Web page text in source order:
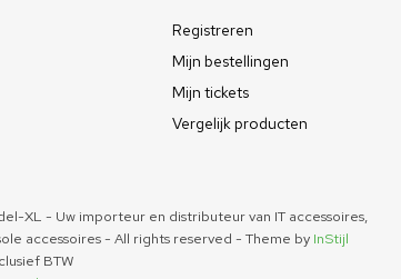
Registreren
Mijn bestellingen
Mijn tickets
Vergelijk producten
XL - Uw importeur en distributeur van IT accessoires,
accessoires - All rights reserved - Theme by InStijl
BTW